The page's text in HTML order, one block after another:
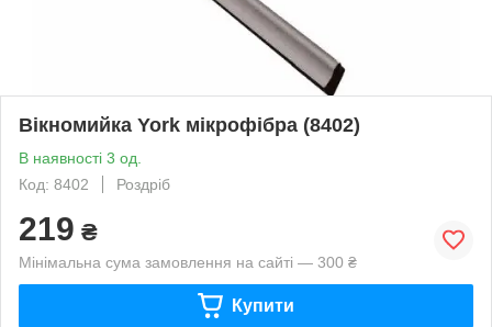
Вікномийка York мікрофібра (8402)
В наявності 3 од.
Код: 8402
Роздріб
219 ₴
Мінімальна сума замовлення на сайті — 300 ₴
Купити